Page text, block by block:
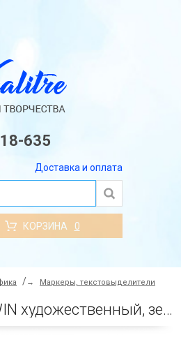
635
Доставка и оплата
КОРЗИНА 0
→ Маркеры, текстовыделители
Сонет Маркер TWIN художественный, зеленая бирюза